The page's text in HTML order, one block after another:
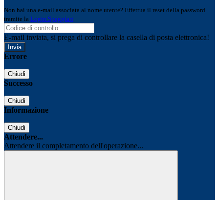
Non hai una e-mail associata al nome utente? Effettua il reset della password
tramite la Login Spaggiari
E-mail inviata, si prega di controllare la casella di posta elettronica!
Errore
Chiudi
Successo
Chiudi
Informazione
Chiudi
Attendere...
Attendere il completamento dell'operazione...